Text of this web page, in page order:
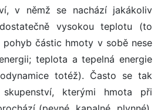
v němž se nachází jakákoliv
vysokou teplotu (to
pohyb částic hmoty v sobě nese
teplota a tepelná energie
totéž). Často se tak
kterými hmota při